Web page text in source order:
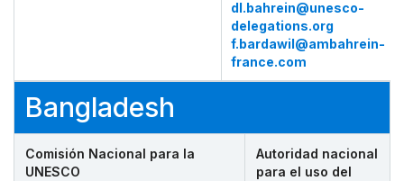
dl.bahrein@unesco-
delegations.org
f.bardawil@ambahrein-
france.com
Bangladesh
Comisión Nacional para la
UNESCO
Autoridad nacional
para el uso del